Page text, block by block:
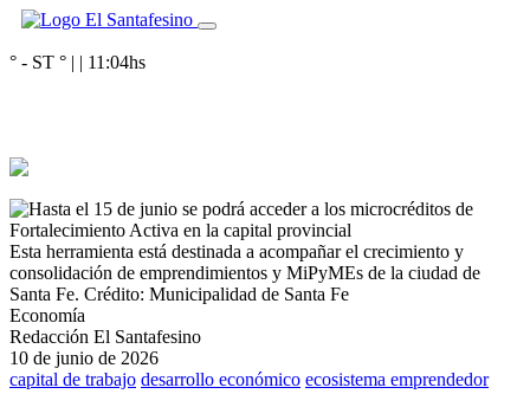
° - ST ° | | 11:04hs
Esta herramienta está destinada a acompañar el crecimiento y
consolidación de emprendimientos y MiPyMEs de la ciudad de
Santa Fe. Crédito: Municipalidad de Santa Fe
Economía
Redacción El Santafesino
10 de junio de 2026
capital de trabajo desarrollo económico ecosistema emprendedor